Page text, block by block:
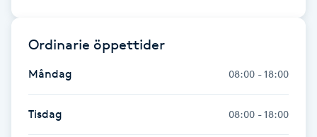
Fransk manikyr
Fransrengöring
Ordinarie öppettider
Måndag 08:00 - 18:00
Tisdag 08:00 - 18:00